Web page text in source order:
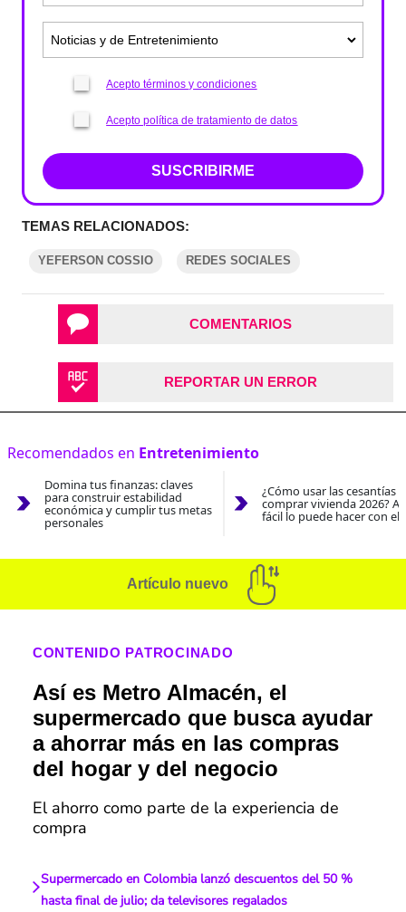
Acepto términos y condiciones
Acepto política de tratamiento de datos
SUSCRIBIRME
TEMAS RELACIONADOS:
YEFERSON COSSIO REDES SOCIALES
COMENTARIOS
REPORTAR UN ERROR
Recomendados en Entretenimiento
Domina tus finanzas: claves
para construir estabilidad
económica y cumplir tus metas
personales
¿Cómo usar las cesantías
comprar vivienda 2026?
fácil lo puede hacer con el
Artículo nuevo
CONTENIDO PATROCINADO
Así es Metro Almacén, el
supermercado que busca ayudar
a ahorrar más en las compras
del hogar y del negocio
El ahorro como parte de la experiencia de
compra
Supermercado en Colombia lanzó descuentos del 50 %
hasta final de julio; da televisores regalados